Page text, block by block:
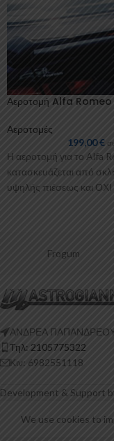
Αεροτομή Alfa Romeo
Αεροτομές
199,00€
Η αεροτομή για το Alfa
κατασκευάζεται από
υψηλής πιέσεως και
OSRAM
ΑΝΔΡΕΑ ΠΑΠΑΝΔΡΕΟΥ
Τηλ: 2105775322
Κιν: 6982551118
Development & Support
We use cookies to